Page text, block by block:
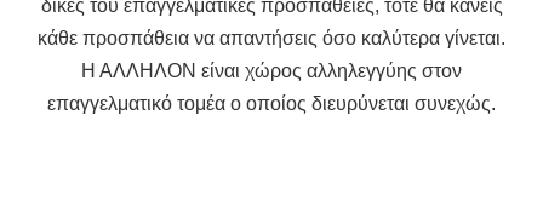
δικές του επαγγελματικές προσπάθειες, τότε θα κάνεις
κάθε προσπάθεια να απαντήσεις όσο καλύτερα γίνεται.
Η ΑΛΛΗΛΟΝ είναι χώρος αλληλεγγύης στον
επαγγελματικό τομέα ο οποίος διευρύνεται συνεχώς.